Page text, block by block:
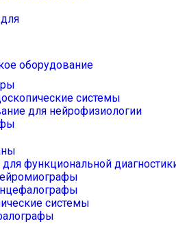
оборудование
системы
для нейрофизиологии
функциональной
системы